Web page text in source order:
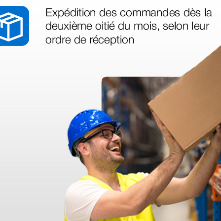
1 mm
Fil-électrodes - coudés à
45° réf. 2 - 10 cm
85,20 €
(Prix TTC)
6 pcs.
(Prix TTC)